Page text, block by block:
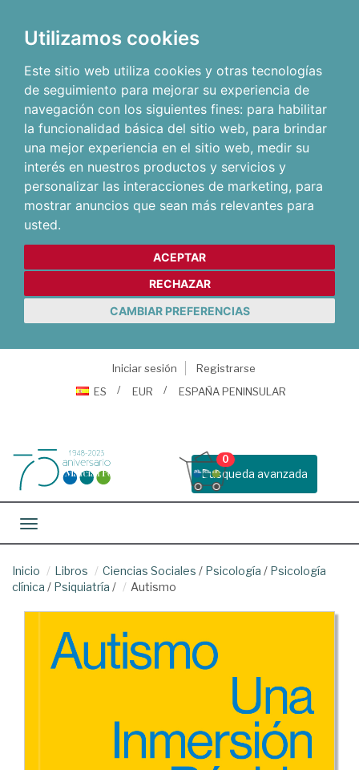
Utilizamos cookies
Este sitio web utiliza cookies y otras tecnologías
de seguimiento para mejorar su experiencia de
navegación con los siguientes fines: para habilitar
la funcionalidad básica del sitio web, para brindar
una mejor experiencia en el sitio web, medir su
interés en nuestros productos y servicios y
personalizar las interacciones de marketing, para
mostrar anuncios que sean más relevantes para
usted.
ACEPTAR
RECHAZAR
CAMBIAR PREFERENCIAS
Iniciar sesión
Registrarse
ES
EUR ESPAÑA PENINSULAR
Busqueda avanzada
0
Toggle navigation
Inicio Libros Ciencias Sociales / Psicología / Psicología
clínica / Psiquiatría / Autismo